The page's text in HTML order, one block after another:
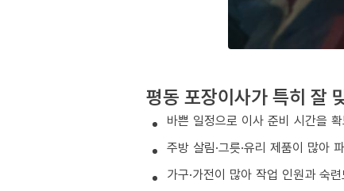
평동 포장이사가 특히 잘
바쁜 일정으로 이사 준비 시간을
주방 살림·그릇·유리 제품이 많아
가구·가전이 많아 작업 인원과 숙